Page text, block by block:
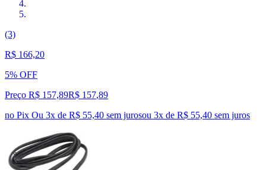
(3)
R$ 166,20
5% OFF
Preço R$ 157,89R$ 157,89
no Pix Ou 3x de R$ 55,40 sem jurosou 3x de R$ 55,40 sem juros